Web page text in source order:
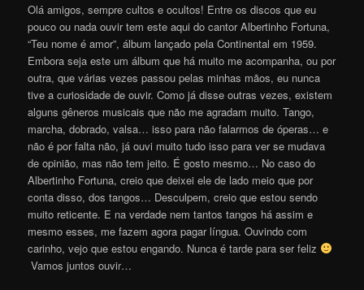
Olá amigos, sempre cultos e ocultos! Entre os discos que eu
pouco ou nada ouvir tem este aqui do cantor Albertinho Fortuna,
“Teu nome é amor”, álbum lançado pela Continental em 1959.
Embora seja este um álbum que há muito me acompanha, ou por
outra, que várias vezes passou pelas minhas mãos, eu nunca
tive a curiosidade de ouvir. Como já disse outras vezes, existem
alguns gêneros musicais que não me agradam muito. Tango,
marcha, dobrado, valsa… isso para não falarmos de óperas… e
não é por falta não, já ouvi muito tudo isso para ver se mudava
de opinião, mas não tem jeito. É gosto mesmo… No caso do
Albertinho Fortuna, creio que deixei ele de lado meio que por
conta disso, dos tangos… Desculpem, creio que estou sendo
muito reticente. E na verdade nem tantos tangos há assim e
mesmo esses, me fazem agora pagar língua. Ouvindo com
carinho, vejo que estou engando. Nunca é tarde para ser feliz
Vamos juntos ouvir…